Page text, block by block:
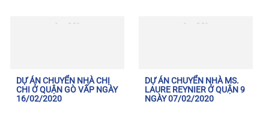
DỰ ÁN CHUYỂN NHÀ CHỊ
CHI Ở QUẬN GÒ VẤP NGÀY
16/02/2020
DỰ ÁN CHUYỂN NHÀ MS.
LAURE REYNIER Ở QUẬN 9
NGÀY 07/02/2020